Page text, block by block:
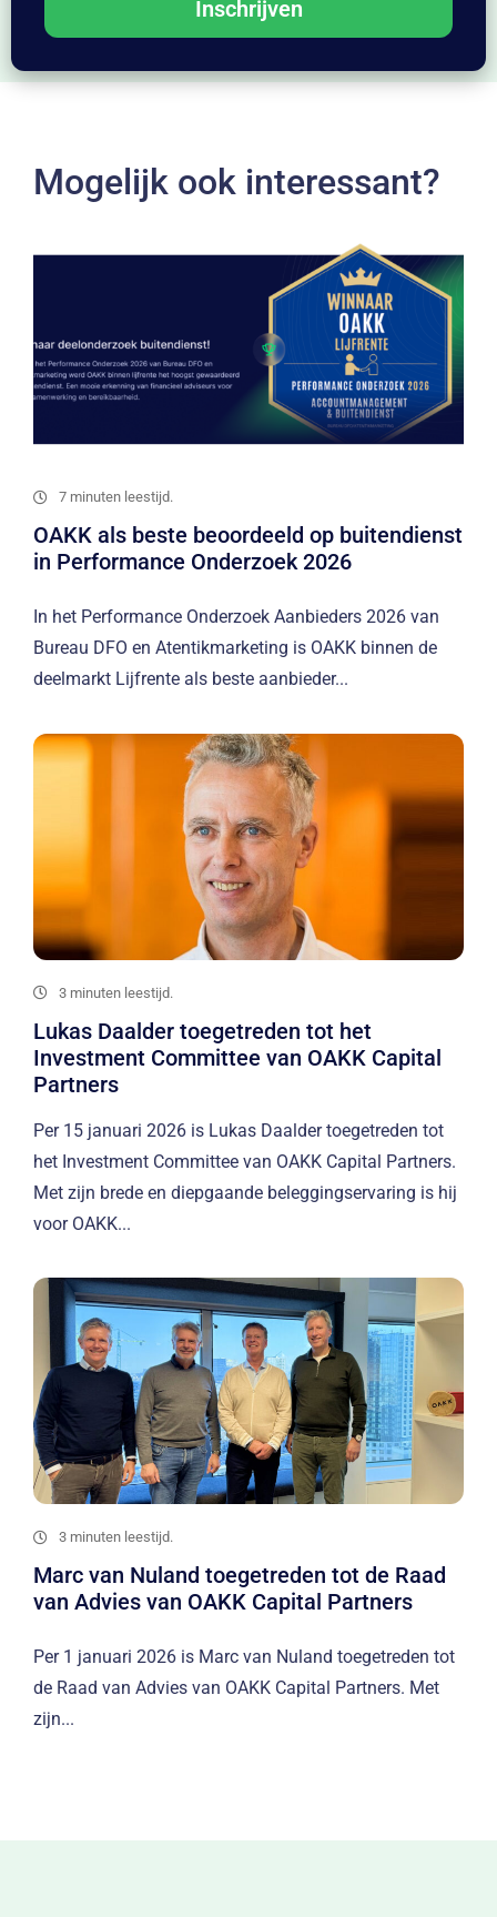
Inschrijven
Mogelijk ook interessant?
7 minuten leestijd.
OAKK als beste beoordeeld op buitendienst
in Performance Onderzoek 2026
In het Performance Onderzoek Aanbieders 2026 van
Bureau DFO en Atentikmarketing is OAKK binnen de
deelmarkt Lijfrente als beste aanbieder...
3 minuten leestijd.
Lukas Daalder toegetreden tot het
Investment Committee van OAKK Capital
Partners
Per 15 januari 2026 is Lukas Daalder toegetreden tot
het Investment Committee van OAKK Capital Partners.
Met zijn brede en diepgaande beleggingservaring is hij
voor OAKK...
3 minuten leestijd.
Marc van Nuland toegetreden tot de Raad
van Advies van OAKK Capital Partners
Per 1 januari 2026 is Marc van Nuland toegetreden tot
de Raad van Advies van OAKK Capital Partners. Met
zijn...